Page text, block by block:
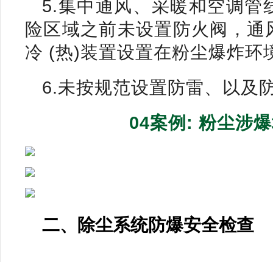
5.集中通风、采暖和空调管
险区域之前未设置防火阀，
冷 (热)装置设置在粉尘爆炸环
6.未按规范设置防雷、以及
04案例: 粉尘涉
二、除尘系统防爆安全检查